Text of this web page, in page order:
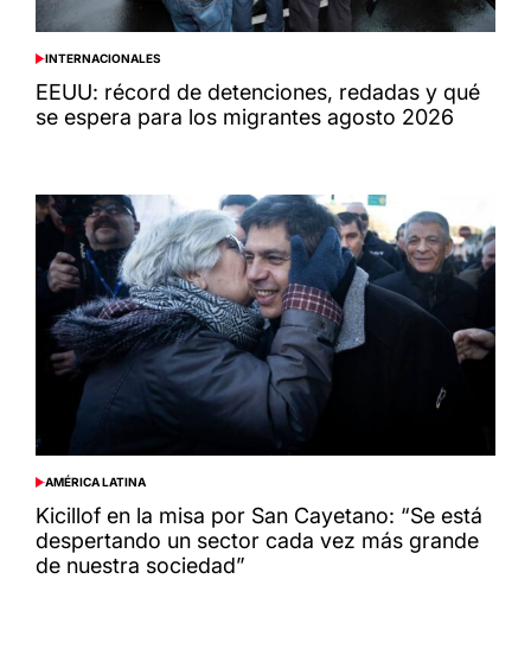
POSTED
IN
INTERNACIONALES
EEUU: récord de detenciones, redadas y qué
se espera para los migrantes agosto 2026
POSTED
IN
AMÉRICA LATINA
Kicillof en la misa por San Cayetano: “Se está
despertando un sector cada vez más grande
de nuestra sociedad”